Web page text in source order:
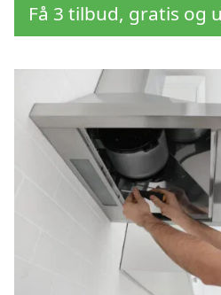
Få 3 tilbud, gratis og